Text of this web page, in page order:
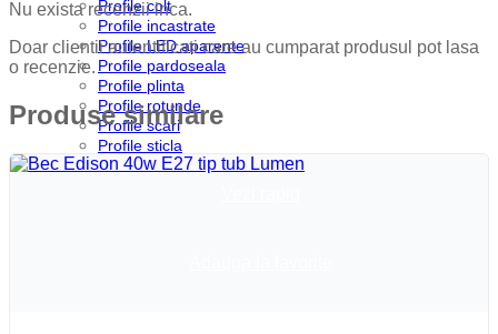
Profile colt
Profile incastrate
Profile LED aparente
Profile pardoseala
Profile plinta
Profile rotunde
Profile scari
Profile sticla
Automatizari si Smart
Nu exista recenzii inca.
Doar clientii autentificati care au cumparat produsul pot lasa
o recenzie.
Produse similare